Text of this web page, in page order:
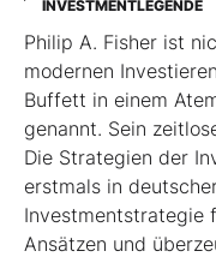
INVESTMENTLEGENDE
Philip A. Fisher ist
modernen
Buffett in einem
genannt. Sein
Die Strategien der
erstmals in
Investmentstrategie
Ansätzen und